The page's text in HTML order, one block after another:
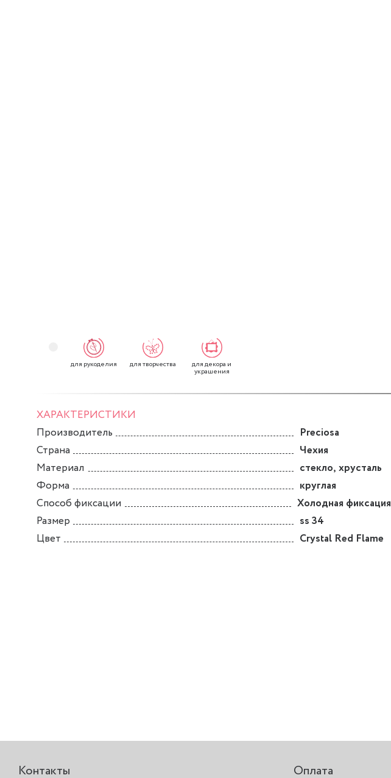
для рукоделия для творчества для декора и
украшения
ХАРАКТЕРИСТИКИ
Производитель
Preciosa
Страна
Чехия
Материал
стекло, хрусталь
Форма
круглая
Способ фиксации
Холодная фиксация
Размер
ss 34
Цвет
Crystal Red Flame
Контакты Оплата